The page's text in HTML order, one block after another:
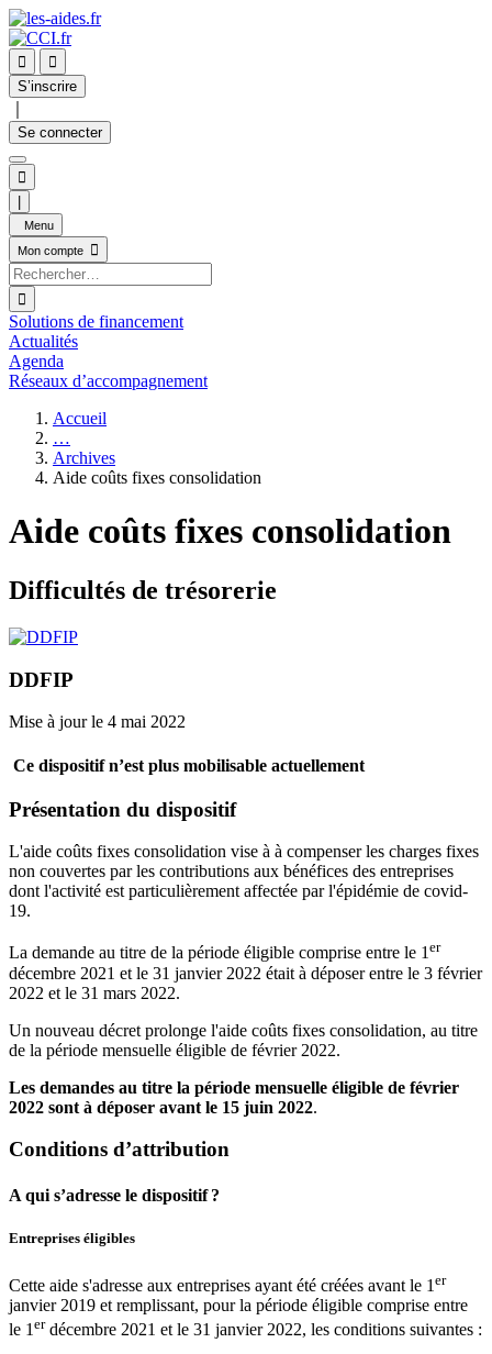


S’inscrire
Se connecter

Menu
Mon compte


Solutions de financement
Actualités
Agenda
Réseaux d’accompagnement
Accueil
…
Archives
Aide coûts fixes consolidation
Aide coûts fixes consolidation
Difficultés de trésorerie
DDFIP
Mise à jour le 4 mai 2022
Ce dispositif n’est plus mobilisable actuellement
Présentation du dispositif
L'aide coûts fixes consolidation vise à à compenser les charges fixes
non couvertes par les contributions aux bénéfices des entreprises
dont l'activité est particulièrement affectée par l'épidémie de covid-
19.
La demande au titre de la période éligible comprise entre le 1er
décembre 2021 et le 31 janvier 2022 était à déposer entre le 3 février
2022 et le 31 mars 2022.
Un nouveau décret prolonge l'aide coûts fixes consolidation, au titre
de la période mensuelle éligible de février 2022.
Les demandes au titre la période mensuelle éligible de février
2022 sont à déposer avant le 15 juin 2022.
Conditions d’attribution
A qui s’adresse le dispositif ?
Entreprises éligibles
Cette aide s'adresse aux entreprises ayant été créées avant le 1 er
janvier 2019 et remplissant, pour la période éligible comprise entre
le 1erdécembre 2021 et le 31 janvier 2022, les conditions suivantes :